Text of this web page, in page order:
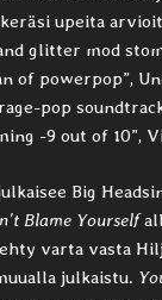
upeita
glitter mod
of powerpop”,
pop
-9 out of 10”,
Big
Blame Yourself
varta vasta
julkaistu.